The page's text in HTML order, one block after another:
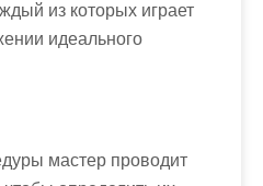
из которых играет
идеального
мастер проводит